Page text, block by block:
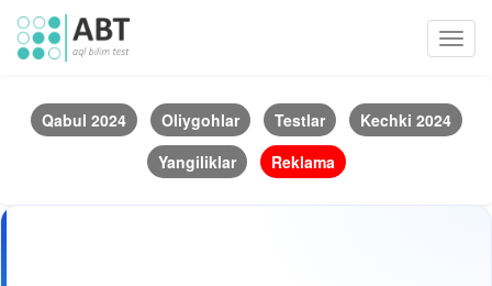
Qabul 2024 Oliygohlar Testlar
Kechki 2024
Yangiliklar
Reklama